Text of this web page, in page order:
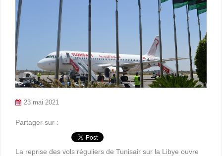
23 mai 2021
Partager sur :
La reprise des vols réguliers de Tunisair sur la Libye ouvre